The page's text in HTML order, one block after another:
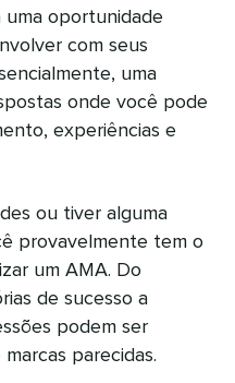
uma oportunidade
com seus
uma
onde você pode
experiências e
ou tiver alguma
provavelmente tem o
um AMA. Do
de sucesso a
podem ser
parecidas.